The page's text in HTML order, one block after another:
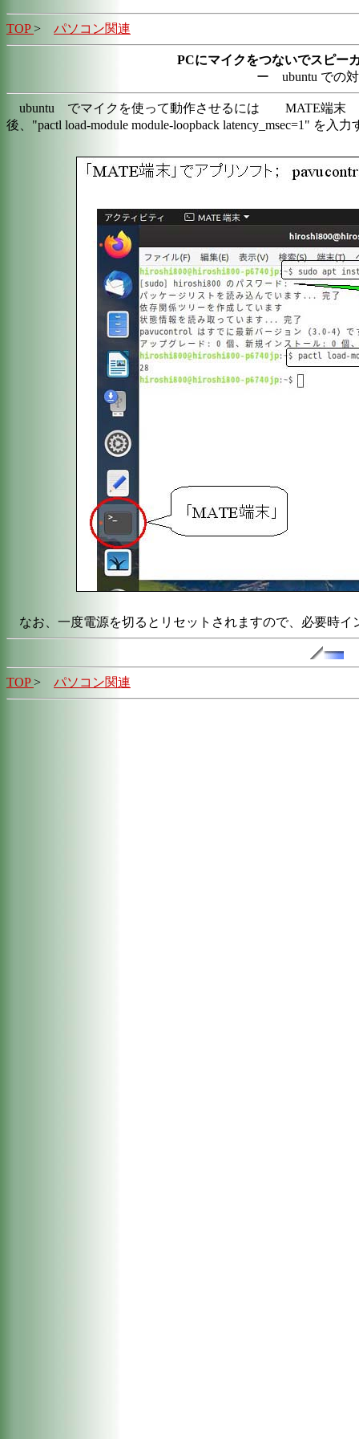
TOP> パソコン関連
PCにマイクをつないでスピー
ー ubuntu での
ubuntu でマイクを使って動作させるには MATE端末
後、"pactl load-module module-loopback latency_msec=1" を入
なお、一度電源を切るとリセットされますので、必要時イ
TOP> パソコン関連